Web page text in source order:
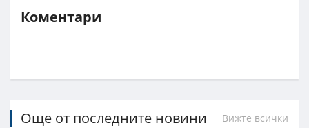
Коментари
Още от последните новини Вижте всички